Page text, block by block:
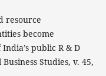
resource
become
public R & D
Studies, v. 45,